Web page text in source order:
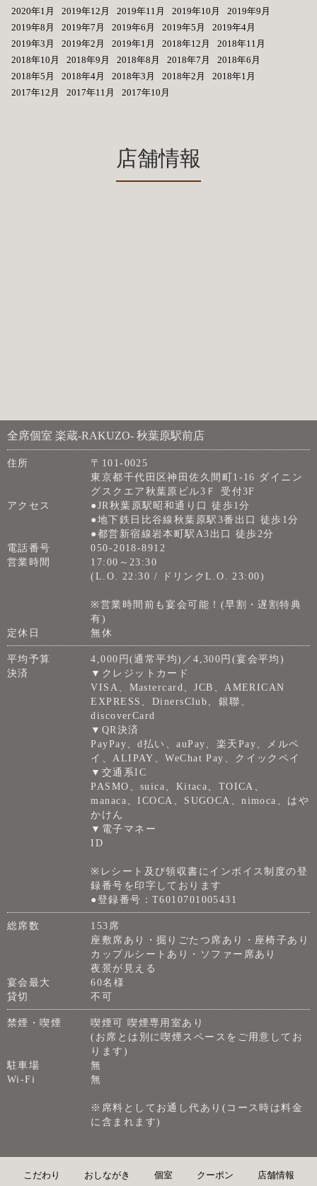
2020年1月
2019年12月 2019年11月 2019年10月
2019年9月
2019年8月
2019年7月 2019年6月 2019年5月
2019年4月
2019年3月
2019年2月 2019年1月 2018年12月
2018年11月
2018年10月
2018年9月 2018年8月 2018年7月
2018年6月
2018年5月
2018年4月 2018年3月 2018年2月
2018年1月
2017年12月
2017年11月 2017年10月
店舗情報
全席個室 楽蔵‐RAKUZO‐ 秋葉原駅前店
住所
〒101-0025
東京都千代田区神田佐久間町1-16 ダイニン
グスクエア秋葉原ビル3Ｆ 受付3F
アクセス
●JR秋葉原駅昭和通り口 徒歩1分
●地下鉄日比谷線秋葉原駅3番出口 徒歩1分
●都営新宿線岩本町駅A3出口 徒歩2分
電話番号
050-2018-8912
営業時間
17:00～23:30
(L.O. 22:30 / ドリンクL.O. 23:00)
※営業時間前も宴会可能！(早割・遅割特典
有)
定休日
無休
平均予算
4,000円(通常平均)／4,300円(宴会平均)
決済
▼クレジットカード
VISA、Mastercard、JCB、AMERICAN
EXPRESS、DinersClub、銀聯、
discoverCard
▼QR決済
PayPay、d払い、auPay、楽天Pay、メルペ
イ、ALIPAY、WeChat Pay、クイックペイ
▼交通系IC
PASMO、suica、Kitaca、TOICA、
manaca、ICOCA、SUGOCA、nimoca、はや
かけん
▼電子マネー
ID
※レシート及び領収書にインボイス制度の登
録番号を印字しております
●登録番号：T6010701005431
総席数
153席
座敷席あり・掘りごたつ席あり・座椅子あり
カップルシートあり・ソファー席あり
夜景が見える
宴会最大
60名様
貸切
不可
禁煙・喫煙
喫煙可 喫煙専用室あり
(お席とは別に喫煙スペースをご用意してお
ります)
駐車場
無
Wi-Fi
無
※席料としてお通し代あり(コース時は料金
に含まれます)
こだわり おしながき 個室 クーポン 店舗情報